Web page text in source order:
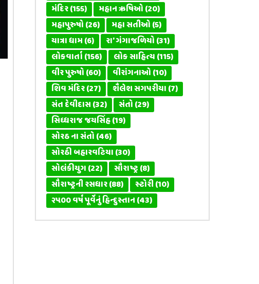
મંદિર(155) મહાન ઋષિઓ(20)
મહાપુરુષો(26) મહા સતીઓ(5)
યાત્રા ધામ(6) રા' ગંગાજળિયો(31)
લોકવાર્તા(156) લોક સાહિત્ય(115)
વીર પુરુષો(60) વીરાંગનાઓ(10)
શિવ મંદિર(27) શૈલેશ સગપરીયા(7)
સંત દેવીદાસ(32) સંતો(29)
સિધ્ધરાજ જયસિંહ(19)
સોરઠ ના સંતો(46)
સોરઠી બહારવટિયા(30)
સોલંકીયુગ(22) સૌરાષ્ટ્ર(8)
સૌરાષ્ટ્રની રસધાર(88) સ્ટોરી(10)
૨૫૦૦ વર્ષ પૂર્વેનું હિન્દુસ્તાન(43)